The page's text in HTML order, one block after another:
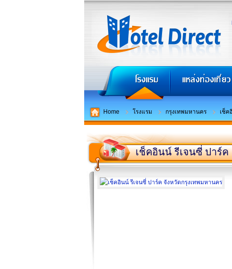
Home โรงแรม กรุงเทพมหานคร เช็ค
เช็คอินน์ รีเจนซี่ ปาร์ค